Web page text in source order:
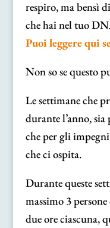
respiro, ma bensì
che hai nel tuo
Puoi leggere qui
Non so se questo
Le settimane che
durante l’anno,
che per gli
che ci ospita.
Durante queste
massimo 3
due ore ciascuna,